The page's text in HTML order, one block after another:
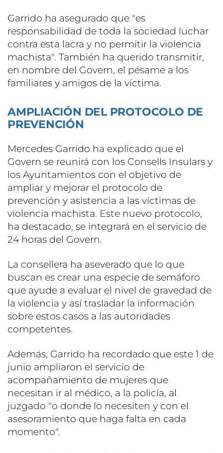
Garrido ha asegurado que "es
responsabilidad de toda la sociedad luchar
contra esta lacra y no permitir la violencia
machista". También ha querido transmitir,
en nombre del Govern, el pésame a los
familiares y amigos de la víctima.
AMPLIACIÓN DEL PROTOCOLO DE
PREVENCIÓN
Mercedes Garrido ha explicado que el
Govern se reunirá con los Consells Insulars y
los Ayuntamientos con el objetivo de
ampliar y mejorar el protocolo de
prevención y asistencia a las víctimas de
violencia machista. Este nuevo protocolo,
ha destacado, se integrará en el servicio de
24 horas del Govern.
La consellera ha aseverado que lo que
buscan es crear una especie de semáforo
que ayude a evaluar el nivel de gravedad de
la violencia y así trasladar la información
sobre estos casos a las autoridades
competentes.
Además, Garrido ha recordado que este 1 de
junio ampliaron el servicio de
acompañamiento de mujeres que
necesitan ir al médico, a la policía, al
juzgado "o donde lo necesiten y con el
asesoramiento que haga falta en cada
momento".